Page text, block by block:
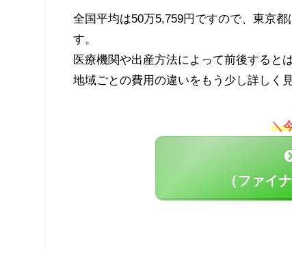
全国平均は50万5,759円ですので、東京
す。
医療機関や出産方法によって前後すると
地域ごとの費用の違いをもう少し詳しく
＼
（ファイ